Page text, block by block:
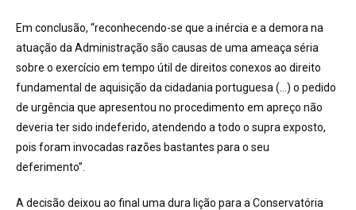
Em conclusão, “reconhecendo-se que a inércia e a demora na
atuação da Administração são causas de uma ameaça séria
sobre o exercício em tempo útil de direitos conexos ao direito
fundamental de aquisição da cidadania portuguesa (…) o pedido
de urgência que apresentou no procedimento em apreço não
deveria ter sido indeferido, atendendo a todo o supra exposto,
pois foram invocadas razões bastantes para o seu
deferimento”.
A decisão deixou ao final uma dura lição para a Conservatória